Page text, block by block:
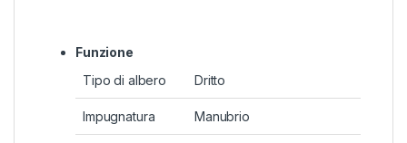
Funzione
Tipo di albero
Dritto
Impugnatura Manubrio